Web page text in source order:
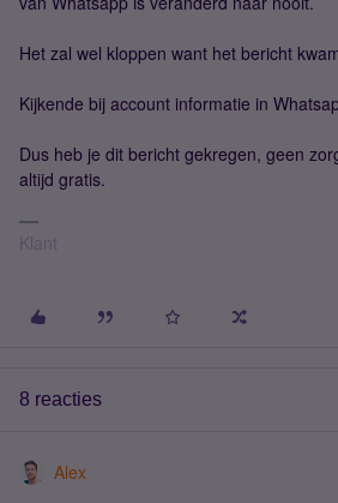
Het zal wel kloppen want het bericht
Kijkende bij account informatie in
Dus heb je dit bericht gekregen, geen
altijd gratis.
Klant
8 reacties
Alex